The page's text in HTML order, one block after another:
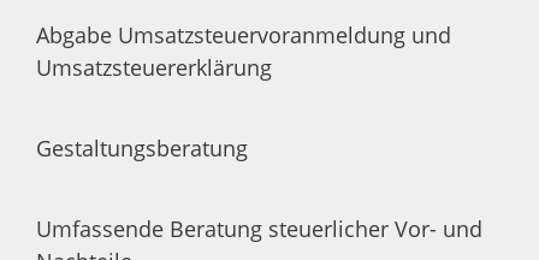
Abgabe Umsatzsteuervoranmeldung und
Umsatzsteuererklärung
Gestaltungsberatung
Umfassende Beratung steuerlicher Vor- und